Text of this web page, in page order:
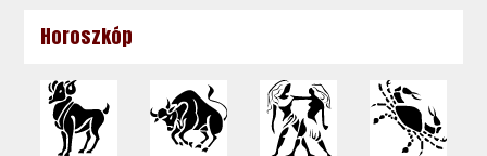
Horoszkóp